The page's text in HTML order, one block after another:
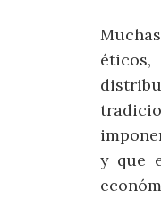
éticos,
y que